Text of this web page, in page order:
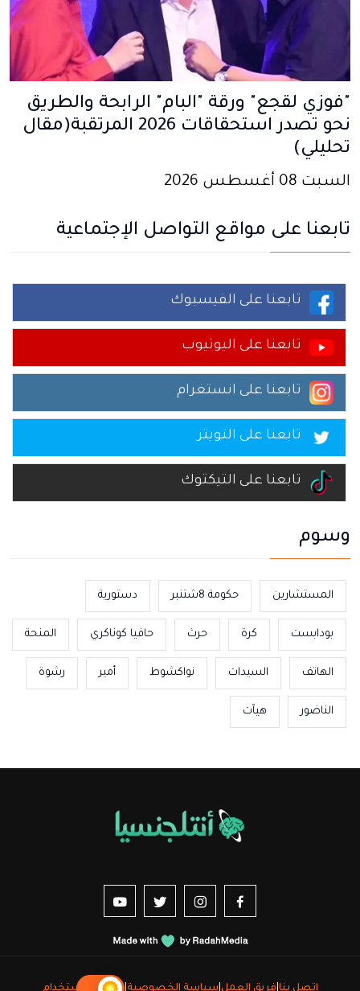
"فوزي لقجع" ورقة "البام" الرابحة والطريق
نحو تصدر استحقاقات 2026 المرتقبة(مقال
تحليلي)
السبت 08 أغسطس 2026
تابعنا على مواقع التواصل الإجتماعية
تابعنا على الفيسبوك
تابعنا على اليوتيوب
تابعنا على انستغرام
تابعنا على التويتر
تابعنا على التيكتوك
وسوم
المستشارين حكومة 8شتنبر دستورية
بودابست كرة حرث حافيا كوناكري المنحة
الهاتف السيدات نواكشوط أمير رشوة
الناضور هيآت
Suivez-nous sur Facebook
nous sur Instagram
nous sur Twitter
اتصل بنا فريق العمل سياسة الخصوصية |شروط الاستخدام